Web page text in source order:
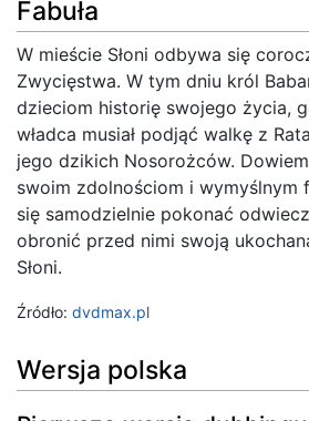
Fabuła
W mieście Słoni odbywa się
Zwycięstwa. W tym dniu król
dzieciom historię swojego życia,
władca musiał podjąć walkę z
jego dzikich Nosorożców.
swoim zdolnościom i wymyślnym
się samodzielnie pokonać
obronić przed nimi swoją
Słoni.
Źródło: dvdmax.pl
Wersja polska